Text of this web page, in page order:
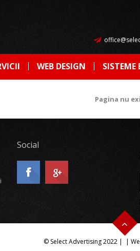
WEB DESIGN
Pagina nu
Social
© Select Advertising 2022 | |